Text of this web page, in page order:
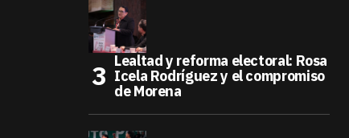
Lealtad y reforma electoral: Rosa
Icela Rodríguez y el compromiso
de Morena